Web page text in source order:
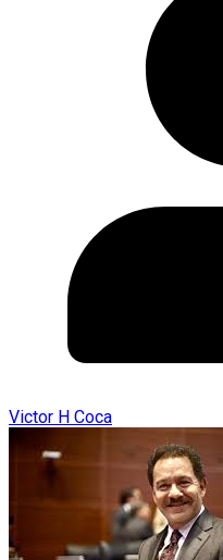
Victor H Coca